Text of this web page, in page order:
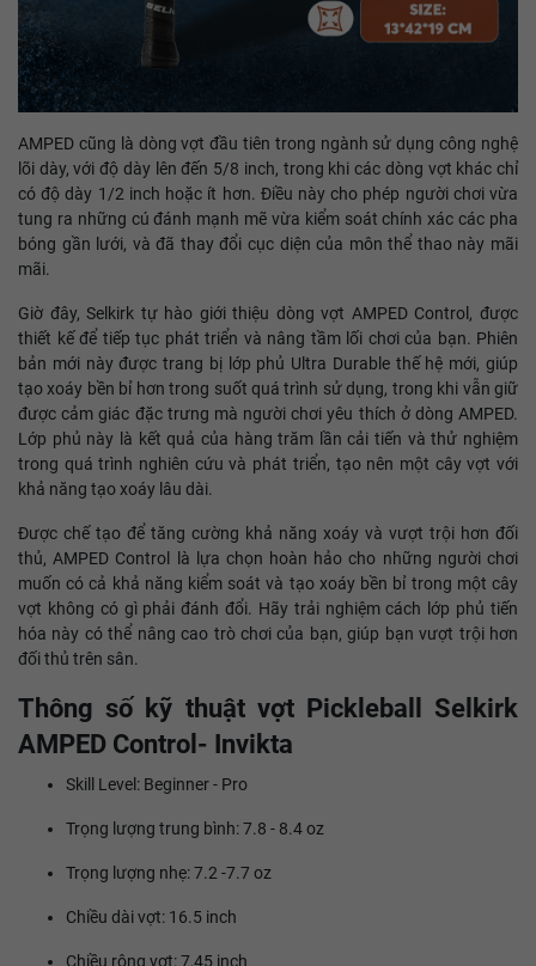
AMPED cũng là dòng vợt đầu tiên trong ngành sử dụng công nghệ
lõi dày, với độ dày lên đến 5/8 inch, trong khi các dòng vợt khác chỉ
có độ dày 1/2 inch hoặc ít hơn. Điều này cho phép người chơi vừa
tung ra những cú đánh mạnh mẽ vừa kiểm soát chính xác các pha
bóng gần lưới, và đã thay đổi cục diện của môn thể thao này mãi
mãi.
Giờ đây, Selkirk tự hào giới thiệu dòng vợt AMPED Control, được
thiết kế để tiếp tục phát triển và nâng tầm lối chơi của bạn. Phiên
bản mới này được trang bị lớp phủ Ultra Durable thế hệ mới, giúp
tạo xoáy bền bỉ hơn trong suốt quá trình sử dụng, trong khi vẫn giữ
được cảm giác đặc trưng mà người chơi yêu thích ở dòng AMPED.
Lớp phủ này là kết quả của hàng trăm lần cải tiến và thử nghiệm
trong quá trình nghiên cứu và phát triển, tạo nên một cây vợt với
khả năng tạo xoáy lâu dài.
Được chế tạo để tăng cường khả năng xoáy và vượt trội hơn đối
thủ, AMPED Control là lựa chọn hoàn hảo cho những người chơi
muốn có cả khả năng kiểm soát và tạo xoáy bền bỉ trong một cây
vợt không có gì phải đánh đổi. Hãy trải nghiệm cách lớp phủ tiến
hóa này có thể nâng cao trò chơi của bạn, giúp bạn vượt trội hơn
đối thủ trên sân.
Thông số kỹ thuật vợt Pickleball Selkirk
AMPED Control- Invikta
Skill Level: Beginner - Pro
Trọng lượng trung bình: 7.8 - 8.4 oz
Trọng lượng nhẹ: 7.2 -7.7 oz
Chiều dài vợt: 16.5 inch
Chiều rộng vợt: 7,45 inch